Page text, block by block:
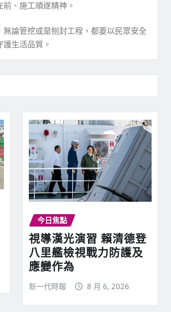
、施工順遂精神。
論管挖或是刨封工程，都要以民眾安全
生活品質。
今日焦點
視導漢光演習 賴清德登
八里艦檢視戰力防護及
應變作為
新一代時報 8 月 6, 2026